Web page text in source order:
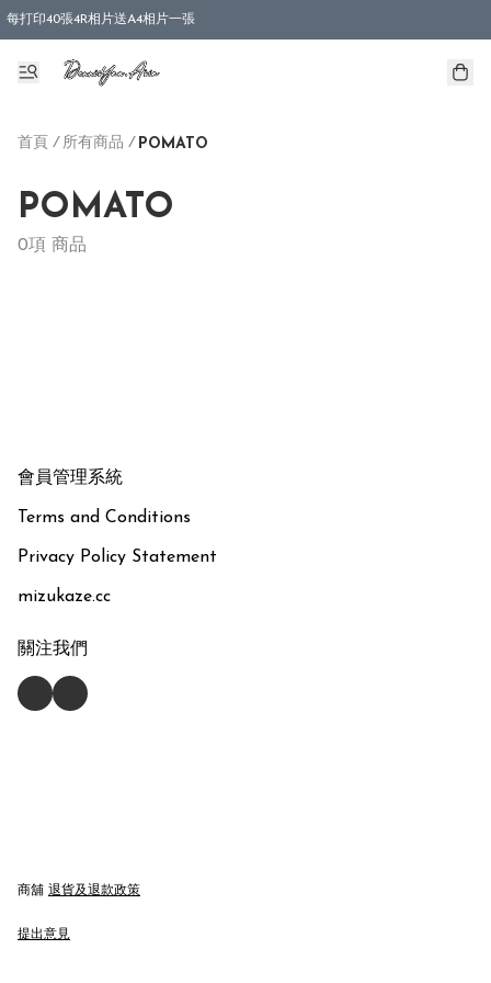
每打印40張4R相片送A4相片一張
首頁 / 所有商品 / POMATO
POMATO
0項 商品
會員管理系統
Terms and Conditions
Privacy Policy Statement
mizukaze.cc
關注我們
商舖 退貨及退款政策
提出意見